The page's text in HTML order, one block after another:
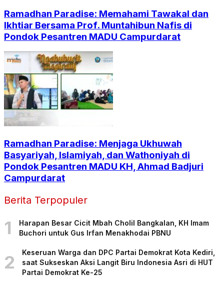
Ramadhan Paradise: Memahami Tawakal dan
Ikhtiar Bersama Prof. Muntahibun Nafis di
Pondok Pesantren MADU Campurdarat
Ramadhan Paradise: Menjaga Ukhuwah
Basyariyah, Islamiyah, dan Wathoniyah di
Pondok Pesantren MADU KH, Ahmad Badjuri
Campurdarat
Berita Terpopuler
1
Harapan Besar Cicit Mbah Cholil Bangkalan, KH Imam
Buchori untuk Gus Irfan Menakhodai PBNU
2
Keseruan Warga dan DPC Partai Demokrat Kota Kediri,
saat Sukseskan Aksi Langit Biru Indonesia Asri di HUT
Partai Demokrat Ke-25